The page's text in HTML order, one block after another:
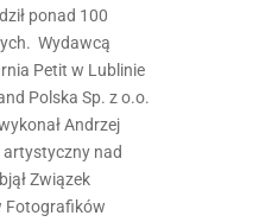
ponad 100
Wydawcą
Petit w Lublinie
Polska Sp. z o.o.
Andrzej
nad
Związek
Fotografików